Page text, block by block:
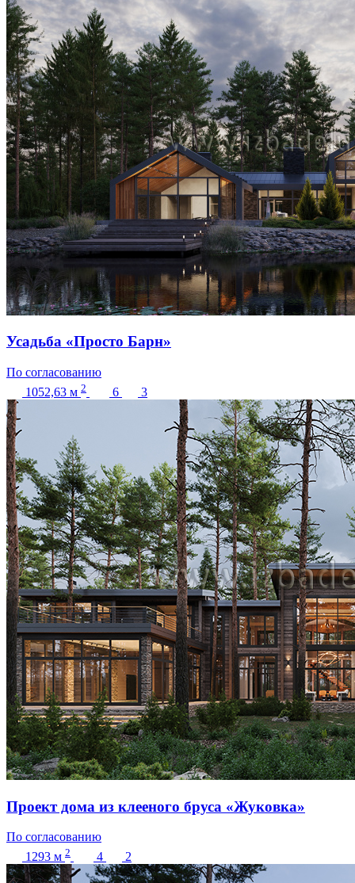
Усадьба «Просто Барн»
По согласованию
1052,63 м 2 6 3
Проект дома из клееного бруса «Жуковка»
По согласованию
1293 м 2 4 2